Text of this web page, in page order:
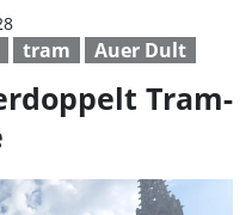
tram Auer Dult
Tram-